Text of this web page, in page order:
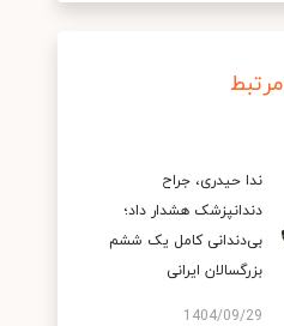
مرتبط
ندا حیدری، جراح
دندانپزشک هشدار داد؛
بی‌دندانی کامل یک ششم
بزرگسالان ایرانی
1404/09/29